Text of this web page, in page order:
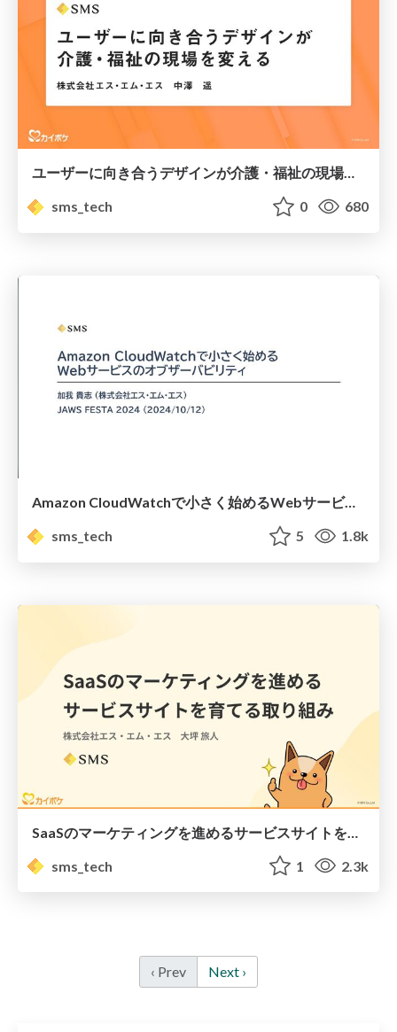
ユーザーに向き合うデザインが介護・福祉の現場を変える / User-facing design changes the field of care and welfare
sms_tech
0 680
Amazon CloudWatchで小さく始めるWebサービスのオブザーバビリティ / How to start Observability for Web Sevices with Amazon CloudWatch
sms_tech
5 1.8k
sms_tech
1 2.3k
‹ Prev Next ›